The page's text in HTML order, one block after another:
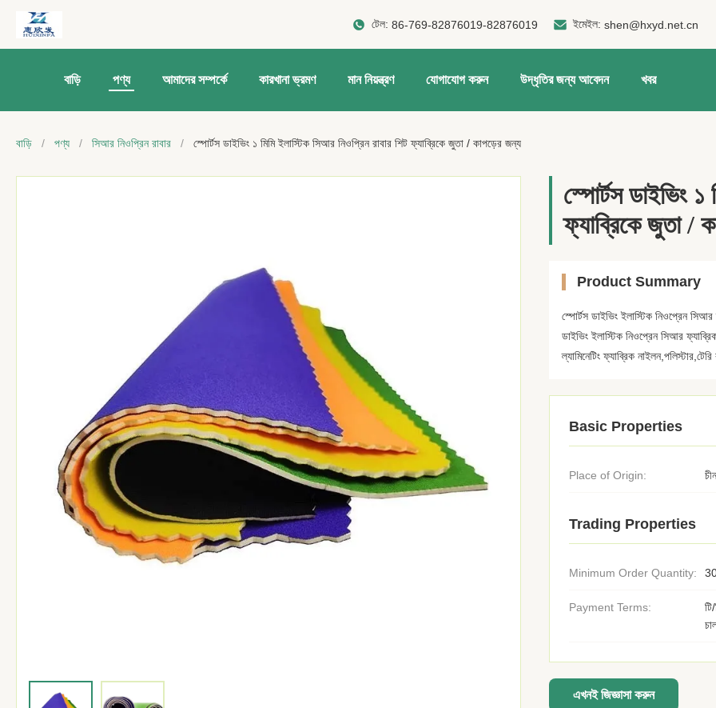
টেল: 86-769-82876019-82876019 ইমেইল: shen@hxyd.net.cn
বাড়ি পণ্য আমাদের সম্পর্কে কারখানা ভ্রমণ মান নিয়ন্ত্রণ যোগাযোগ করুন উদ্ধৃতির জন্য আবেদন খবর
বাড়ি / পণ্য / সিআর নিওপ্রিন রাবার / স্পোর্টস ডাইভিং ১ মিমি ইলাস্টিক সিআর নিওপ্রিন রাবার শিট ফ্যাব্রিকে জুতা / কাপড়ের জন্য
স্পোর্টস ডাইভিং ১
ফ্যাব্রিকে জুতা /
Product Summary
স্পোর্টস ডাইভিং ইলাস্টিক নিওপ্রেন
ডাইভিং ইলাস্টিক নিওপ্রেন সিআর
ল্যামিনেটিং ফ্যাব্রিক
Basic Properties
Place of Origin: চীন
Trading Properties
Minimum Order Quantity:
Payment Terms:
এখনই জিজ্ঞাসা করুন